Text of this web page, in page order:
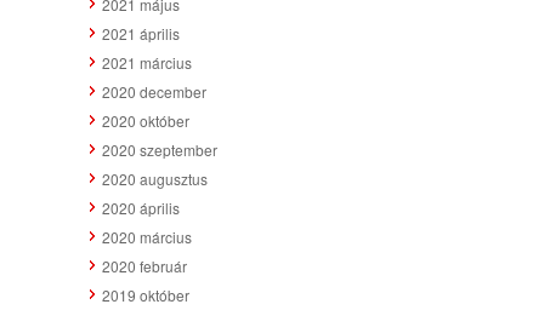
2021 április
2021 március
2020 december
2020 október
2020 szeptember
2020 augusztus
2020 április
2020 március
2020 február
2019 október